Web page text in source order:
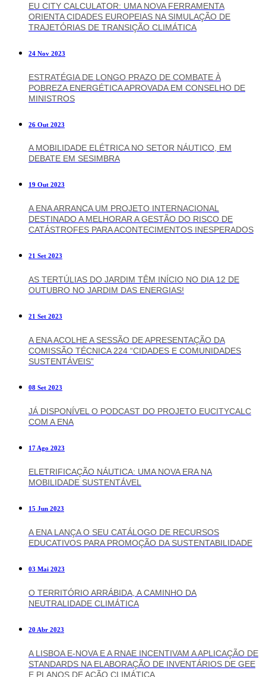
EU CITY CALCULATOR: UMA NOVA FERRAMENTA
ORIENTA CIDADES EUROPEIAS NA SIMULAÇÃO DE
TRAJETÓRIAS DE TRANSIÇÃO CLIMÁTICA
24 Nov 2023
ESTRATÉGIA DE LONGO PRAZO DE COMBATE À
POBREZA ENERGÉTICA APROVADA EM CONSELHO DE
MINISTROS
26 Out 2023
A MOBILIDADE ELÉTRICA NO SETOR NÁUTICO, EM
DEBATE EM SESIMBRA
19 Out 2023
A ENA ARRANCA UM PROJETO INTERNACIONAL
DESTINADO A MELHORAR A GESTÃO DO RISCO DE
CATÁSTROFES PARA ACONTECIMENTOS INESPERADOS
21 Set 2023
AS TERTÚLIAS DO JARDIM TÊM INÍCIO NO DIA 12 DE
OUTUBRO NO JARDIM DAS ENERGIAS!
21 Set 2023
A ENA ACOLHE A SESSÃO DE APRESENTAÇÃO DA
COMISSÃO TÉCNICA 224 “CIDADES E COMUNIDADES
SUSTENTÁVEIS”
08 Set 2023
JÁ DISPONÍVEL O PODCAST DO PROJETO EUCITYCALC
COM A ENA
17 Ago 2023
ELETRIFICAÇÃO NÁUTICA: UMA NOVA ERA NA
MOBILIDADE SUSTENTÁVEL
15 Jun 2023
A ENA LANÇA O SEU CATÁLOGO DE RECURSOS
EDUCATIVOS PARA PROMOÇÃO DA SUSTENTABILIDADE
03 Mai 2023
O TERRITÓRIO ARRÁBIDA, A CAMINHO DA
NEUTRALIDADE CLIMÁTICA
20 Abr 2023
A LISBOA E-NOVA E A RNAE INCENTIVAM A APLICAÇÃO DE
STANDARDS NA ELABORAÇÃO DE INVENTÁRIOS DE GEE
E PLANOS DE AÇÃO CLIMÁTICA